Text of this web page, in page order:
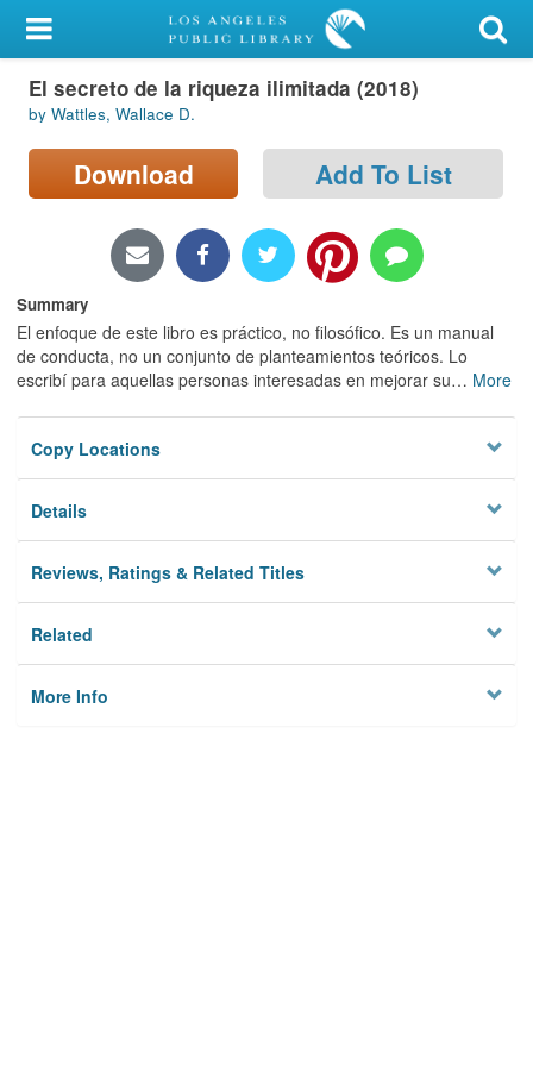
My Account
Library Card
Sign In
Locations/Hours (external
page)
Privacy
El secreto de la riqueza ilimitada (2018)
by Wattles, Wallace D.
Download Add To List
Summary
El enfoque de este libro es práctico, no filosófico. Es un manual
de conducta, no un conjunto de planteamientos teóricos. Lo
escribí para aquellas personas interesadas en mejorar su… More
Copy Locations
Details
Reviews, Ratings & Related Titles
Related
More Info